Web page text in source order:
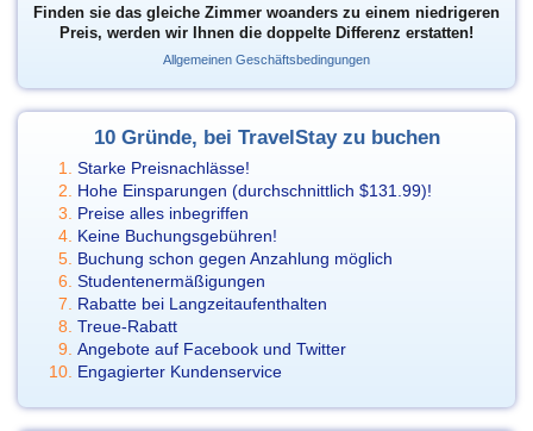
Finden sie das gleiche Zimmer woanders zu einem niedrigeren
Preis, werden wir Ihnen die doppelte Differenz erstatten!
Allgemeinen Geschäftsbedingungen
10 Gründe, bei TravelStay zu buchen
Starke Preisnachlässe!
Hohe Einsparungen (durchschnittlich $131.99)!
Preise alles inbegriffen
Keine Buchungsgebühren!
Buchung schon gegen Anzahlung möglich
Studentenermäßigungen
Rabatte bei Langzeitaufenthalten
Treue-Rabatt
Angebote auf Facebook und Twitter
Engagierter Kundenservice